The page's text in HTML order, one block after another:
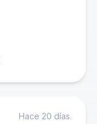
Hace 20 días.